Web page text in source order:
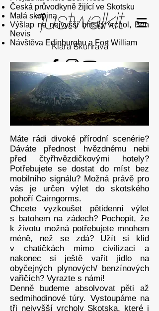
Klára Skuhravá
Česká průvodkyně žijící ve Skotsku
Malá skupina
Výšlap na nejvyšší britský vrchol, Ben
Nevis
Návštěva Edinburghu a Fort William
Máte rádi divoké přírodní scenérie?
Dáváte přednost hvězdnému nebi
před čtyřhvězdičkovými hotely?
Potřebujete se dostat do míst bez
mobilního signálu? Možná právě pro
vás je určen výlet do skotského
pohoří Cairngorms.
Chcete vyzkoušet pětidenní výlet
s batohem na zádech? Pochopit, že
k životu možná potřebujete mnohem
méně, než se zdá? Užít si klid
v chatičkách mimo civilizaci a
nakonec si ještě vařit jídlo na
obyčejných plynových/ benzínových
vařičích? Vyrazte s námi!
Denně budeme absolvovat pěti až
sedmihodinové túry. Vystoupáme na
tři nejvyšší vrcholy Skotska, které i